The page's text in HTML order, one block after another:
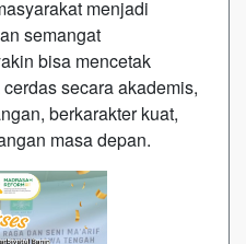
menjadi
semangat
bisa mencetak
secara akademis,
berkarakter kuat,
masa depan.